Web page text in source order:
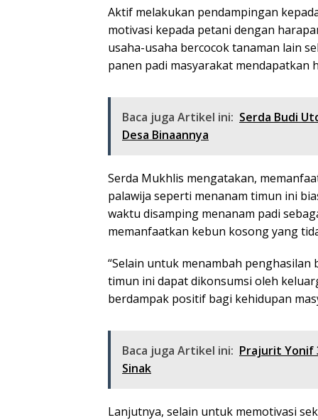
Aktif melakukan pendampingan
motivasi kepada petani dengan
usaha-usaha bercocok tanaman lain
panen padi masyarakat
Baca juga Artikel ini: Serda Budi
Desa Binaannya
Serda Mukhlis mengatakan,
palawija seperti menanam timun ini
waktu disamping menanam padi
memanfaatkan kebun kosong yang
“Selain untuk menambah
timun ini dapat dikonsumsi oleh
berdampak positif bagi kehidupan
Baca juga Artikel ini: Prajurit Yonif
Sinak
Lanjutnya, selain untuk memotivasi